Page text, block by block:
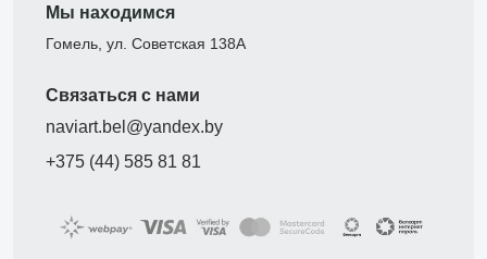
Мы находимся
Гомель, ул. Советская 138А
Связаться с нами
naviart.bel@yandex.by
+375 (44) 585 81 81